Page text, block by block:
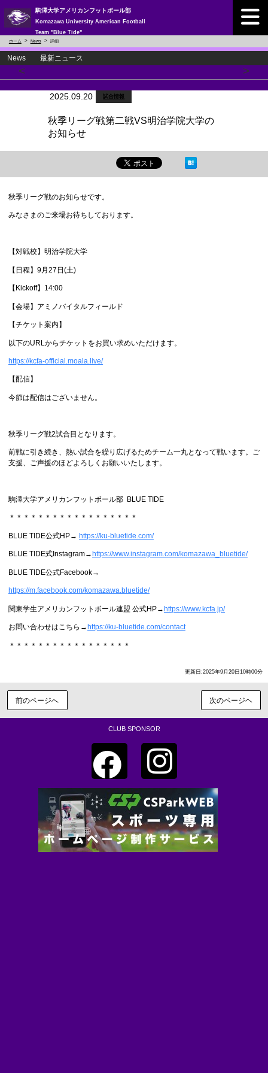
駒澤大学アメリカンフットボール部
Komazawa University American Football
Team "Blue Tide"
ホーム News 詳細
News 最新ニュース
< >
2025.09.20 試合情報
秋季リーグ戦第二戦VS明治学院大学の
お知らせ
秋季リーグ戦のお知らせです。
みなさまのご来場お待ちしております。
【対戦校】明治学院大学
【日程】9月27日(土)
【Kickoff】14:00
【会場】アミノバイタルフィールド
【チケット案内】
以下のURLからチケットをお買い求めいただけます。
https://kcfa-official.moala.live/
【配信】
今節は配信はございません。
秋季リーグ戦2試合目となります。
前戦に引き続き、熱い試合を繰り広げるためチーム一丸となって戦います。ご
支援、ご声援のほどよろしくお願いいたします。
駒澤大学アメリカンフットボール部 BLUE TIDE
＊＊＊＊＊＊＊＊＊＊＊＊＊＊＊＊＊＊
BLUE TIDE公式HP→ https://ku-bluetide.com/
BLUE TIDE式Instagram→ https://www.instagram.com/komazawa_bluetide/
BLUE TIDE公式Facebook→
https://m.facebook.com/komazawa.bluetide/
関東学生アメリカンフットボール連盟 公式HP→https://www.kcfa.jp/
お問い合わせはこちら→ https://ku-bluetide.com/contact
＊＊＊＊＊＊＊＊＊＊＊＊＊＊＊＊＊
更新日:2025年9月20日10時00分
前のページへ 次のページヘ
CLUB SPONSOR